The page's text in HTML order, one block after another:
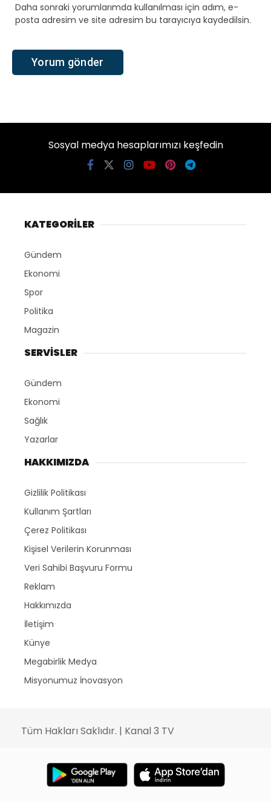
Daha sonraki yorumlarımda kullanılması için adım, e-
posta adresim ve site adresim bu tarayıcıya kaydedilsin.
Sosyal medya hesaplarımızı keşfedin
KATEGORİLER
Gündem
Ekonomi
Spor
Politika
Magazin
SERVİSLER
Gündem
Ekonomi
Sağlık
Yazarlar
HAKKIMIZDA
Gizlilik Politikası
Kullanım Şartları
Çerez Politikası
Kişisel Verilerin Korunması
Veri Sahibi Başvuru Formu
Reklam
Hakkımızda
İletişim
Künye
Megabirlik Medya
Misyonumuz İnovasyon
Tüm Hakları Saklıdır. | Kanal 3 TV